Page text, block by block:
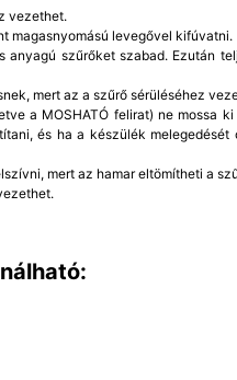
vezethet.
magasnyomású levegővel kifúvatni.
szűrőket szabad. Ezután
mert az a szűrő sérüléséhez
a MOSHATÓ felirat) ne mossa ki
és ha a készülék melegedését
mert az hamar eltömítheti a